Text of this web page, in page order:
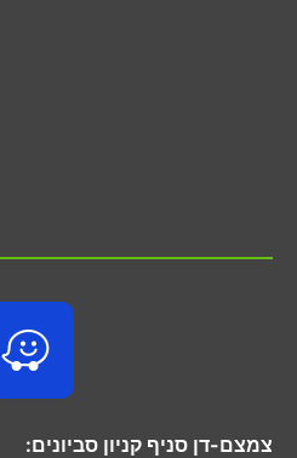
צמצם-דן סניף קניון סביונים: